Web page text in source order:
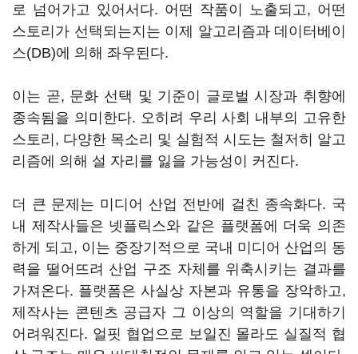
로 넘어가고 있어서다. 어떤 작품이 노출되고, 어떤
스토리가 선택되는지는 이제 알고리즘과 데이터베이
스(DB)에 의해 좌우된다.
이는 곧, 문화 선택 및 기준이 글로벌 시장과 취향에
종속됨을 의미한다. 오히려 우리 사회 내부의 고유한
스토리, 다양한 목소리 및 실험적 시도는 철저히 알고
리즘에 의해 설 자리를 잃을 가능성이 커진다.
더 큰 문제는 미디어 산업 전반에 걸친 종속화다. 국
내 제작사들은 넷플릭스와 같은 플랫폼에 더욱 의존
하게 되고, 이는 중장기적으로 국내 미디어 산업의 동
력을 떨어뜨려 산업 구조 자체를 위축시키는 결과를
가져온다. 플랫폼은 사실상 자본과 유통을 장악하고,
제작사는 콘텐츠 공급자 그 이상의 역할을 기대하기
어려워진다. 얼핏 협업으로 보일진 몰라도 실질적 협